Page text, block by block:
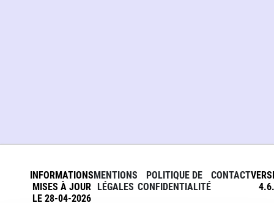
INFORMATIONS
MISES À JOUR
LE 28-04-2026
MENTIONS
LÉGALES
POLITIQUE DE
CONFIDENTIALITÉ
CONTACT